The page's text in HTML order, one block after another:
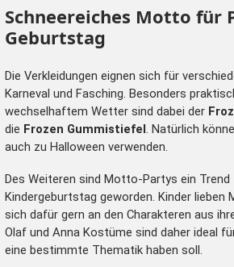
Schneereiches Motto für
Geburtstag
Die Verkleidungen eignen sich für
Karneval und Fasching. Besonders
wechselhaftem Wetter sind dabei der
die Frozen Gummistiefel . Natürlich
auch zu Halloween verwenden.
Des Weiteren sind Motto-Partys ein Trend
Kindergeburtstag geworden. Kinder lieben
sich dafür gern an den Charakteren aus
Olaf und Anna Kostüme sind daher ideal
eine bestimmte Thematik haben soll.